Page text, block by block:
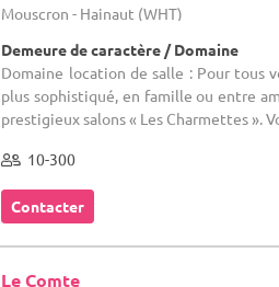
Mouscron - Hainaut (WHT)
Demeure de caractère / Domaine
Domaine location de salle : Pour tous
plus sophistiqué, en famille ou entre
prestigieux salons « Les Charmettes ».
10-300
Contacter
Le Comte